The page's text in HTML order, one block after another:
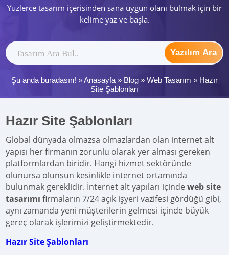
Yüzlerce tasarım içerisinden sana uygun olanı bulmak için bir
kelime yaz ve başla.
Yazılım Ara
Şu anda buradasın! »Anasayfa » Blog » Web Tasarım » Hazır
Site Şablonları
Hazır Site Şablonları
Global dünyada olmazsa olmazlardan olan internet alt
yapısı her firmanın zorunlu olarak yer alması gereken
platformlardan biridir. Hangi hizmet sektöründe
olunursa olunsun kesinlikle internet ortamında
bulunmak gereklidir. İnternet alt yapıları içindeweb site
tasarımı firmaların 7/24 açık işyeri vazifesi gördüğü gibi,
aynı zamanda yeni müşterilerin gelmesi içinde büyük
gereç olarak işlerimizi geliştirmektedir.
Hazır Site Şablonları